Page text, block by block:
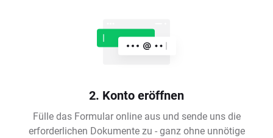
2. Konto eröffnen
Fülle das Formular online aus und sende uns die
erforderlichen Dokumente zu - ganz ohne unnötige